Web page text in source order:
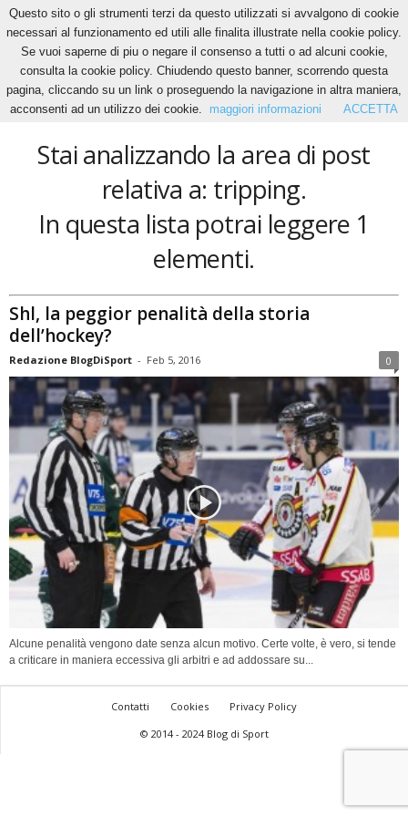
Home Tags Tripping
tripping
Stai analizzando la area di post
relativa a: tripping.
In questa lista potrai leggere 1
elementi.
Shl, la peggior penalità della storia
dell’hockey?
Redazione BlogDiSport - Feb 5, 2016 0
Alcune penalità vengono date senza alcun motivo. Certe volte, è vero, si tende
a criticare in maniera eccessiva gli arbitri e ad addossare su...
Contatti Cookies
Privacy Policy
© 2014 - 2024 Blog di Sport
Questo sito o gli strumenti terzi da questo utilizzati si avvalgono di cookie
necessari al funzionamento ed utili alle finalita illustrate nella cookie policy.
Se vuoi saperne di piu o negare il consenso a tutti o ad alcuni cookie,
consulta la cookie policy. Chiudendo questo banner, scorrendo questa
pagina, cliccando su un link o proseguendo la navigazione in altra maniera,
acconsenti ad un utilizzo dei cookie.
maggiori informazioni ACCETTA